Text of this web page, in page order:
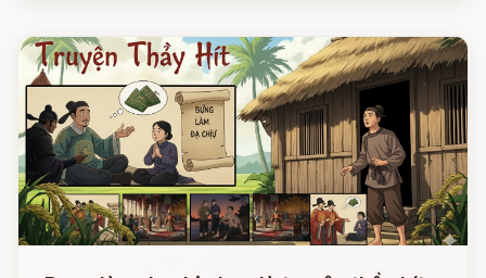
Trạng nguyên nhỏ tuổi.